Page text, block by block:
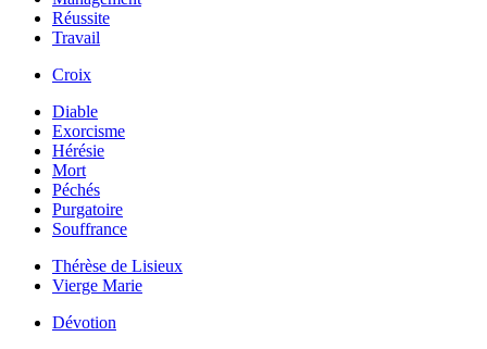
Réussite
Travail
Croix
Diable
Exorcisme
Hérésie
Mort
Péchés
Purgatoire
Souffrance
Thérèse de Lisieux
Vierge Marie
Dévotion